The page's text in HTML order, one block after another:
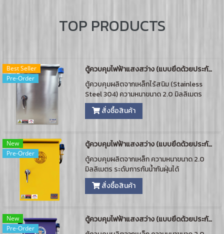
TOP PRODUCTS
Best Seller
Pre-Order
ตู้ควบคุมไฟฟ้าแสงสว่าง (แบบยึดด้วยประกับ)
ตู้ควบคุมผลิตจากเหล็กไร้สนิม (Stainless
Steel 304) ความหนาขนาด 2.0 มิลลิเมตร
ระดับการกันน้ำกันฝุ่นได้มาตรฐาน IP65 ผ่าน
การรับรองสินค้าที่ผลิตในประเทศไทย (Made
พร้อมอุปกรณ์ติดตั้งแบบครบชุด เจาะช่อง
ด้านล่างสำหรับต่อท่อร้อยสายไฟแบบเกลียว
มีจุดต่อสายดินเข้ากับตัวตู้ควบคุม พร้อม
กุญแจล็อคตู้และคู่มือการใช้งาน (ตามแบบ
มาตรฐานกรมทางหลวงชนบท) รับประกัน 1 ปี
และรับWiring ออกแบบวงจร ตามแบบงาน
สั่งซื้อสินค้า
New
Pre-Order
ตู้ควบคุมไฟฟ้าแสงสว่าง (แบบยึดด้วยประกับ)
ตู้ควบคุมผลิตจากเหล็ก ความหนาขนาด 2.0
มิลลิเมตร ระดับการกันน้ำกันฝุ่นได้
มาตรฐาน IP54 ผ่านการรับรองสินค้าที่ผลิตใน
ประเทศไทย (Made in Thailand : MIT) พร้อม
สายดินเข้ากับตัวตู้ควบคุม พร้อมกุญแจล็อคตู้
และคู่มือการใช้งาน (ตามแบบมาตรฐานกรม
สั่งซื้อสินค้า
New
Pre-Order
ตู้ควบคุมไฟฟ้าแสงสว่าง (แบบยึดด้วยประกับ)